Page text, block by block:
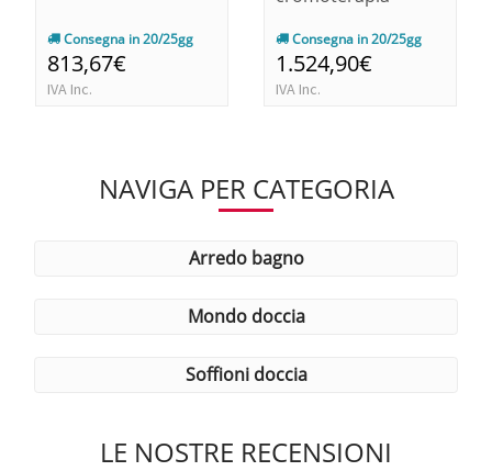
Consegna in 20/25gg
813,67€
IVA Inc.
Consegna in 20/25gg
1.524,90€
IVA Inc.
NAVIGA PER CATEGORIA
arredo bagno
mondo doccia
soffioni doccia
LE NOSTRE RECENSIONI